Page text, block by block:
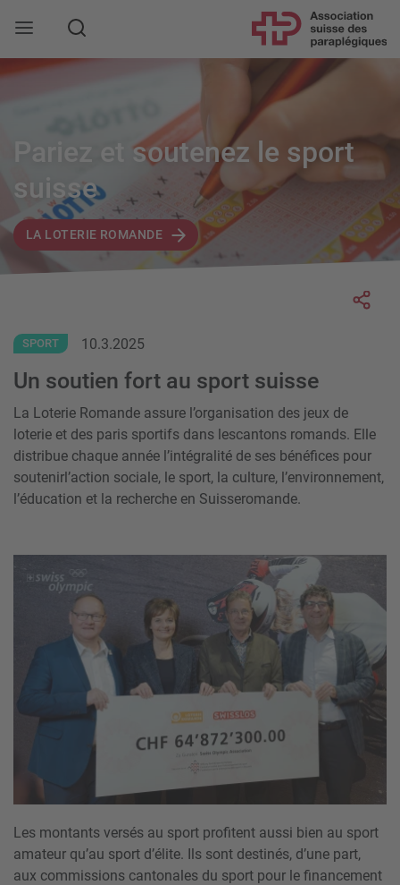
Rechercher
Pariez et soutenez le sport
suisse
LA LOTERIE ROMANDE
SPORT 10.3.2025
Un soutien fort au sport suisse
La Loterie Romande assure l’organisation des jeux de
loterie et des paris sportifs dans lescantons romands. Elle
distribue chaque année l’intégralité de ses bénéfices pour
soutenir l’action sociale, le sport, la culture, l’environnement,
l’éducation et la recherche en Suisseromande.
Les montants versés au sport profitent aussi bien au sport
amateur qu’au sport d’élite. Ils sont destinés, d’une part,
aux commissions cantonales du sport pour le financement